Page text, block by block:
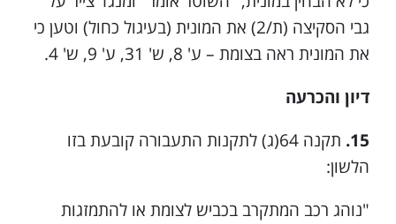
גבי הסקיצה (ת/2) את המונית (בעיגול כחול) וטען כי
את המונית ראה בצומת – ע' 8, ש' 31, ע' 9, ש' 4.
דיון והכרעה
15.
תקנה 64(ג) לתקנות התעבורה קובעת בזו
הלשון:
"נוהג רכב המתקרב בכביש לצומת או להתמזגות